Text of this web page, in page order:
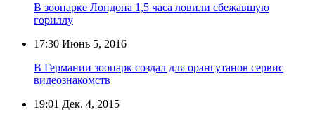
В зоопарке Лондона 1,5 часа ловили сбежавшую
гориллу
17:30 Июнь 5, 2016
В Германии зоопарк создал для орангутанов сервис
видеознакомств
19:01 Дек. 4, 2015